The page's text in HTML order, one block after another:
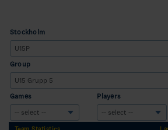
Stockholm
Group
Games Players